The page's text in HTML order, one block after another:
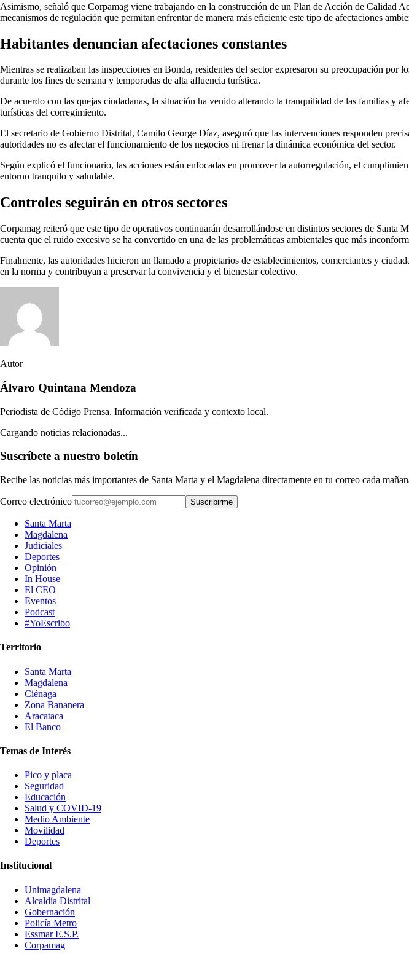
Asimismo, señaló que Corpamag viene trabajando en la construcción de un Plan de Acción de Calidad
mecanismos de regulación que permitan enfrentar de manera más eficiente este tipo de afectaciones
Habitantes denuncian afectaciones constantes
Mientras se realizaban las inspecciones en Bonda, residentes del sector expresaron su preocupación
durante los fines de semana y temporadas de alta afluencia turística.
De acuerdo con las quejas ciudadanas, la situación ha venido alterando la tranquilidad de las familias y
turísticas del corregimiento.
El secretario de Gobierno Distrital, Camilo George Díaz, aseguró que las intervenciones responden
autoridades no es afectar el funcionamiento de los negocios ni frenar la dinámica económica del sector.
Según explicó el funcionario, las acciones están enfocadas en promover la autorregulación, el
entorno tranquilo y saludable.
Controles seguirán en otros sectores
Corpamag reiteró que este tipo de operativos continuarán desarrollándose en distintos sectores de
cuenta que el ruido excesivo se ha convertido en una de las problemáticas ambientales que más
Finalmente, las autoridades hicieron un llamado a propietarios de establecimientos, comerciantes y
en la norma y contribuyan a preservar la convivencia y el bienestar colectivo.
Autor
Álvaro Quintana Mendoza
Periodista de Código Prensa. Información verificada y contexto local.
Cargando noticias relacionadas...
Suscríbete a nuestro boletín
Recibe las noticias más importantes de Santa Marta y el Magdalena directamente en tu correo cada
Correo electrónico Suscribirme
Santa Marta
Magdalena
Judiciales
Deportes
Opinión
In House
El CEO
Eventos
Podcast
#YoEscribo
Territorio
Santa Marta
Magdalena
Ciénaga
Zona Bananera
Aracataca
El Banco
Temas de Interés
Pico y placa
Seguridad
Educación
Salud y COVID-19
Medio Ambiente
Movilidad
Deportes
Institucional
Unimagdalena
Alcaldía Distrital
Gobernación
Policía Metro
Essmar E.S.P.
Corpamag